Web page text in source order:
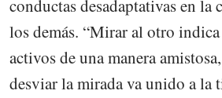
conductas desadaptativas en la
los demás. “Mirar al otro
activos de una manera
desviar la mirada va unido a la